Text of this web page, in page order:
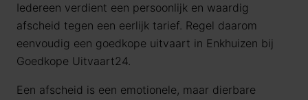
Iedereen verdient een persoonlijk en waardig
afscheid tegen een eerlijk tarief. Regel daarom
eenvoudig een goedkope uitvaart in Enkhuizen bij
Goedkope Uitvaart24.
Een afscheid is een emotionele, maar dierbare